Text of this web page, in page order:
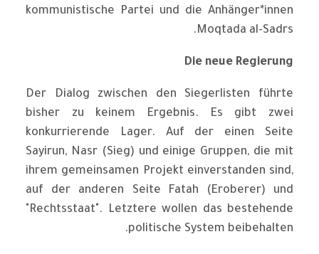
kommunistische Partei und die Anhänger*innen
Moqtada al-Sadrs.
Die neue Regierung
Der Dialog zwischen den Siegerlisten führte
bisher zu keinem Ergebnis. Es gibt zwei
konkurrierende Lager. Auf der einen Seite
Sayirun, Nasr (Sieg) und einige Gruppen, die mit
ihrem gemeinsamen Projekt einverstanden sind,
auf der anderen Seite Fatah (Eroberer) und
"Rechtsstaat". Letztere wollen das bestehende
politische System beibehalten.